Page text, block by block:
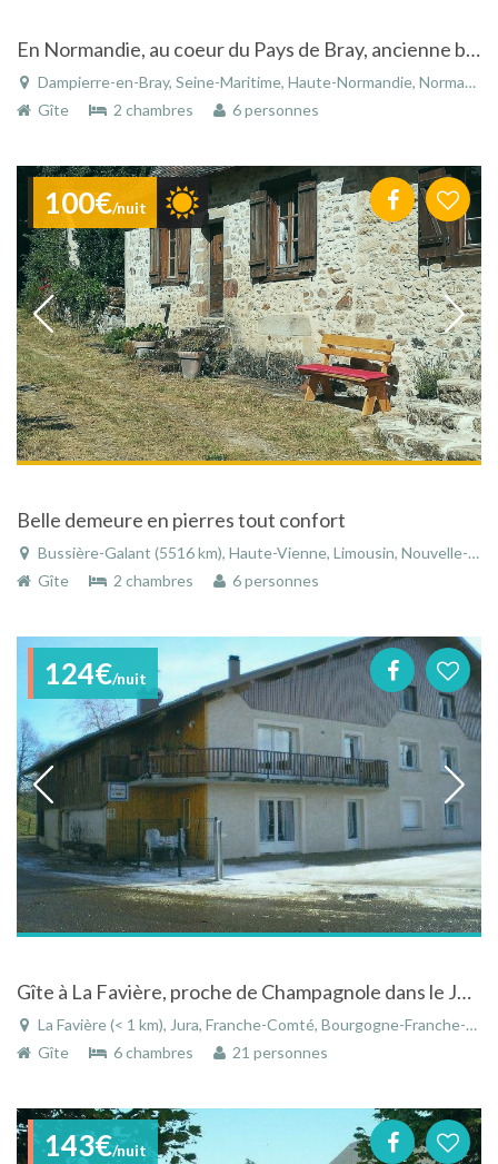
En Normandie, au coeur du Pays de Bray, ancienne bergerie du 18ème siècle, en pierre,
Dampierre-en-Bray, Seine-Maritime, Haute-Normandie, Normandie, France
Gîte
2 chambres 6 personnes
100€/nuit
Belle demeure en pierres tout confort
Bussière-Galant (5516 km), Haute-Vienne, Limousin, Nouvelle-Aquitaine, France
Gîte
2 chambres 6 personnes
124€/nuit
Gîte à La Favière, proche de Champagnole dans le Jura en Franche-Comté, au calme à la ferme
La Favière (< 1 km), Jura, Franche-Comté, Bourgogne-Franche-Comté, France
Gîte
6 chambres 21 personnes
143€/nuit